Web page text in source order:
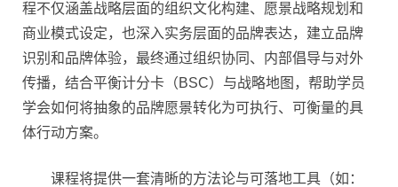
程不仅涵盖战略层面的组织文化构建、愿景战略规划和
商业模式设定，也深入实务层面的品牌表达，建立品牌
识别和品牌体验，最终通过组织协同、内部倡导与对外
传播，结合平衡计分卡（BSC）与战略地图，帮助学员
学会如何将抽象的品牌愿景转化为可执行、可衡量的具
体行动方案。
课程将提供一套清晰的方法论与可落地工具（如：